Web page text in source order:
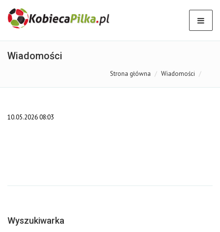
Wiadomości
Strona główna Wiadomości
10.05.2026 08:03
Wyszukiwarka